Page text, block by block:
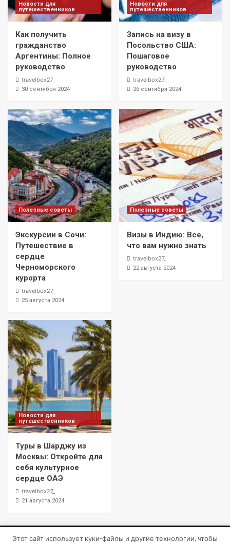
Новости для
путешественников
Как получить
гражданство
Аргентины: Полное
руководство
travelbox27_
30 сентября 2024
Новости для
путешественников
Запись на визу в
Посольство США:
Пошаговое
руководство
travelbox27_
26 сентября 2024
Полезные советы
Экскурсии в Сочи:
Путешествие в
сердце
Черноморского
курорта
travelbox27_
25 августа 2024
Полезные советы
Визы в Индию: Все,
что вам нужно знать
travelbox27_
22 августа 2024
Новости для
путешественников
Туры в Шарджу из
Москвы: Откройте для
себя культурное
сердце ОАЭ
travelbox27_
21 августа 2024
Этот сайт использует куки-файлы и другие технологии, чтобы